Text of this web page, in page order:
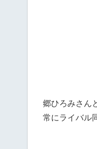
郷ひろみさん
常にライバル